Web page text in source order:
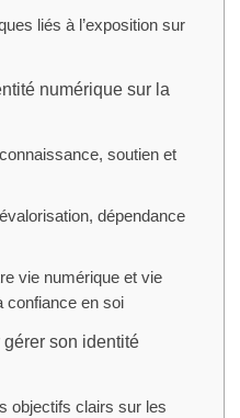
liés à l’exposition sur
numérique sur la
soutien et
dépendance
vie numérique et vie
confiance en soi
son identité
objectifs clairs sur les